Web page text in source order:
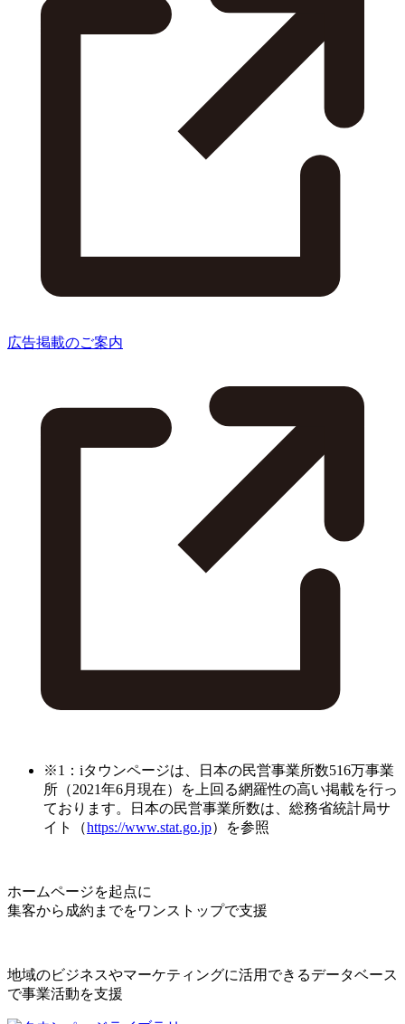
広告掲載のご案内
※1：iタウンページは、日本の民営事業所数516万事業
所（2021年6月現在）を上回る網羅性の高い掲載を行っ
ております。日本の民営事業所数は、総務省統計局サ
イト（https://www.stat.go.jp）を参照
ホームページを起点に
集客から成約までをワンストップで支援
地域のビジネスやマーケティングに活用できるデータベース
で事業活動を支援